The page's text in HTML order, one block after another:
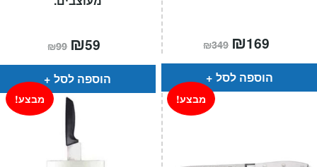
₪99 המחיר
המקורי
היה:
₪99.
₪59
הוא:
הוספה לסל
₪349 המחיר
המקורי
היה:
₪349.
₪169
הוא:
הוספה לסל
מבצע! מבצע!